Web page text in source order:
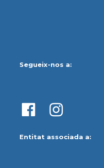
Segueix-nos a:
Entitat associada a: